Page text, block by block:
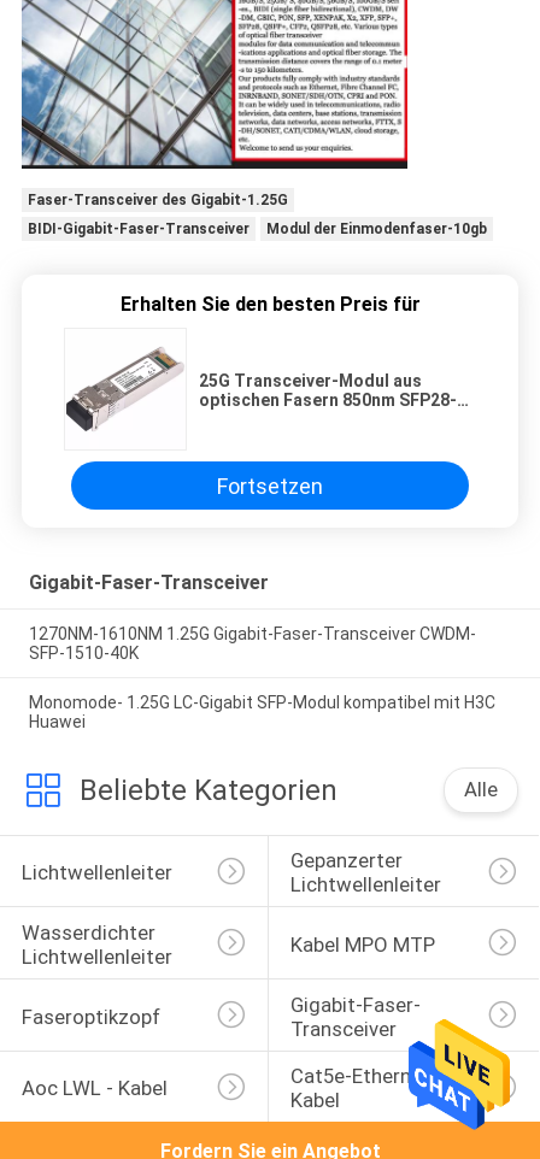
Faser-Transceiver des Gigabit-1.25G
BIDI-Gigabit-Faser-Transceiver
Modul der Einmodenfaser-10gb
Erhalten Sie den besten Preis für
25G Transceiver-Modul aus
optischen Fasern 850nm SFP28-
Fortsetzen
Gigabit-Faser-Transceiver
1270NM-1610NM 1.25G Gigabit-Faser-Transceiver CWDM-
SFP-1510-40K
Monomode- 1.25G LC-Gigabit SFP-Modul kompatibel mit H3C
Huawei
Beliebte Kategorien Alle
Lichtwellenleiter
Gepanzerter
Lichtwellenleiter
Wasserdichter
Lichtwellenleiter
Kabel MPO MTP
Faseroptikzopf
Gigabit-Faser-
Transceiver
Aoc LWL - Kabel
Cat5e-Ethernet-
Kabel
Fordern Sie ein Angebot